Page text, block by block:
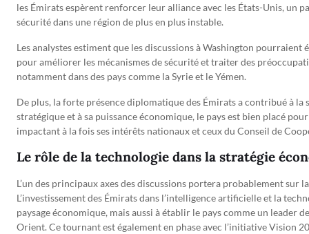
les Émirats espèrent renforcer leur alliance avec les États-Unis, un
sécurité dans une région de plus en plus instable.
Les analystes estiment que les discussions à Washington
pour améliorer les mécanismes de sécurité et traiter des
notamment dans des pays comme la Syrie et le Yémen.
De plus, la forte présence diplomatique des Émirats a contribué à la
stratégique et à sa puissance économique, le pays est bien placé
impactant à la fois ses intérêts nationaux et ceux du Conseil de
Le rôle de la technologie dans la stratégie
L’un des principaux axes des discussions portera probablement sur
L’investissement des Émirats dans l’intelligence artificielle et la
paysage économique, mais aussi à établir le pays comme un leader
Orient. Ce tournant est également en phase avec l’initiative Vision